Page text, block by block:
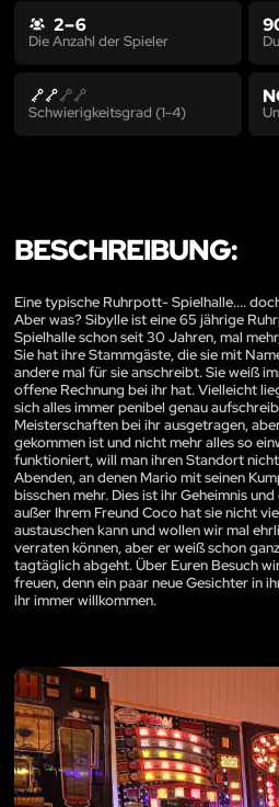
2 – 6
Die Anzahl der Spieler
Schwierigkeitsgrad (1-4)
BESCHREIBUNG:
Eine typische Ruhrpott- Spielhalle....
Aber was? Sibylle ist eine 65 jährige
Spielhalle schon seit 30 Jahren, mal
Sie hat ihre Stammgäste, die sie mit
andere mal für sie anschreibt. Sie weiß
offene Rechnung bei ihr hat. Vielleicht
sich alles immer penibel genau
Meisterschaften bei ihr ausgetragen,
gekommen ist und nicht mehr alles so
funktioniert, will man ihren Standort
Abenden, an denen Mario mit seinen
bisschen mehr. Dies ist ihr Geheimnis
außer Ihrem Freund Coco hat sie nicht
austauschen kann und wollen wir mal
verraten können, aber er weiß schon
tagtäglich abgeht. Über Euren Besuch
freuen, denn ein paar neue Gesichter in
ihr immer willkommen.